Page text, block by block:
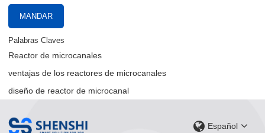
MANDAR
Palabras Claves
Reactor de microcanales
ventajas de los reactores de microcanales
diseño de reactor de microcanal
Español